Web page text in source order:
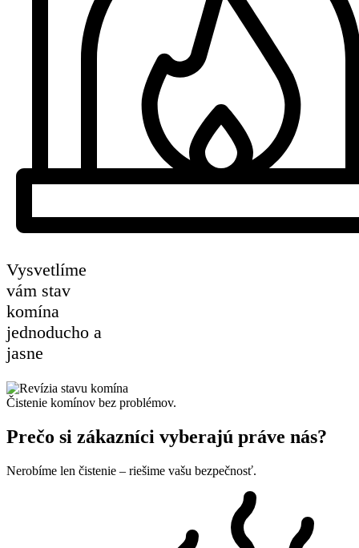
Vysvetlíme
vám stav
komína
jednoducho a
jasne
Čistenie komínov bez problémov.
Prečo si zákazníci vyberajú práve nás?
Nerobíme len čistenie – riešime vašu bezpečnosť.